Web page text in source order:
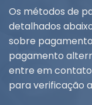
Os métodos de
detalhados
sobre
pagamento
entre em
para verificação